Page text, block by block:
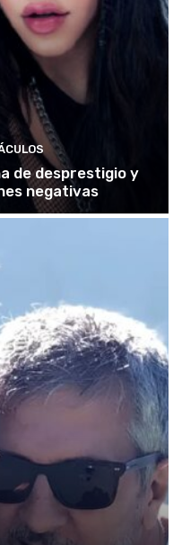
de desprestigio y
negativas